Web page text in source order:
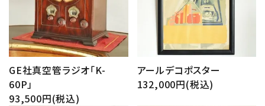
GE社真空管ラジオ「K-
60P」
93,500円(税込)
アールデコポスター
132,000円(税込)